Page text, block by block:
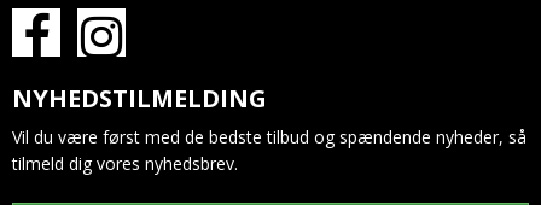
NYHEDSTILMELDING
Vil du være først med de bedste tilbud og spændende nyheder, så
tilmeld dig vores nyhedsbrev.